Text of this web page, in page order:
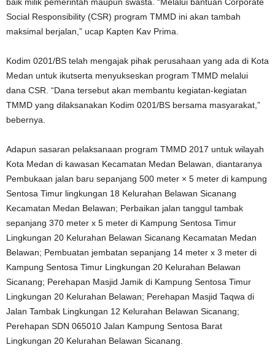
Social Responsibility (CSR) program TMMD ini akan tambah
maksimal berjalan,” ucap Kapten Kav Prima.
Kodim 0201/BS telah mengajak pihak perusahaan yang ada di Kota
Medan untuk ikutserta menyukseskan program TMMD melalui
dana CSR. “Dana tersebut akan membantu kegiatan-kegiatan
TMMD yang dilaksanakan Kodim 0201/BS bersama masyarakat,”
bebernya.
Adapun sasaran pelaksanaan program TMMD 2017 untuk wilayah
Kota Medan di kawasan Kecamatan Medan Belawan, diantaranya
Pembukaan jalan baru sepanjang 500 meter × 5 meter di kampung
Sentosa Timur lingkungan 18 Kelurahan Belawan Sicanang
Kecamatan Medan Belawan; Perbaikan jalan tanggul tambak
sepanjang 370 meter x 5 meter di Kampung Sentosa Timur
Lingkungan 20 Kelurahan Belawan Sicanang Kecamatan Medan
Belawan; Pembuatan jembatan sepanjang 14 meter x 3 meter di
Kampung Sentosa Timur Lingkungan 20 Kelurahan Belawan
Sicanang; Perehapan Masjid Jamik di Kampung Sentosa Timur
Lingkungan 20 Kelurahan Belawan; Perehapan Masjid Taqwa di
Jalan Tambak Lingkungan 12 Kelurahan Belawan Sicanang;
Perehapan SDN 065010 Jalan Kampung Sentosa Barat
Lingkungan 20 Kelurahan Belawan Sicanang.